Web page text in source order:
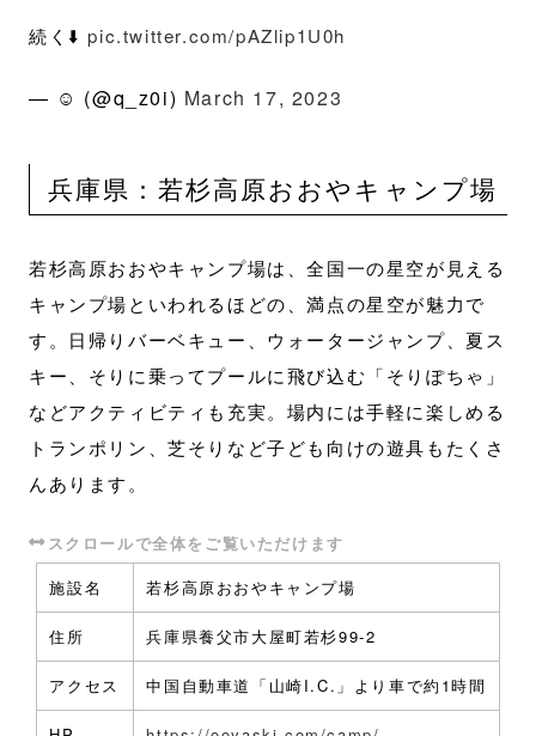
続く⬇️pic.twitter.com/pAZlip1U0h
— ☺︎ (@q_z0i) March 17, 2023
兵庫県：若杉高原おおやキャンプ場
若杉高原おおやキャンプ場は、全国一の星空が見える
キャンプ場といわれるほどの、満点の星空が魅力で
す。日帰りバーベキュー、ウォータージャンプ、夏ス
キー、そりに乗ってプールに飛び込む「そりぽちゃ」
などアクティビティも充実。場内には手軽に楽しめる
トランポリン、芝そりなど子ども向けの遊具もたくさ
んあります。
施設名 若杉高原おおやキャンプ場
住所 兵庫県養父市大屋町若杉99-2
アクセス 中国自動車道「山崎I.C.」より車で約1時間